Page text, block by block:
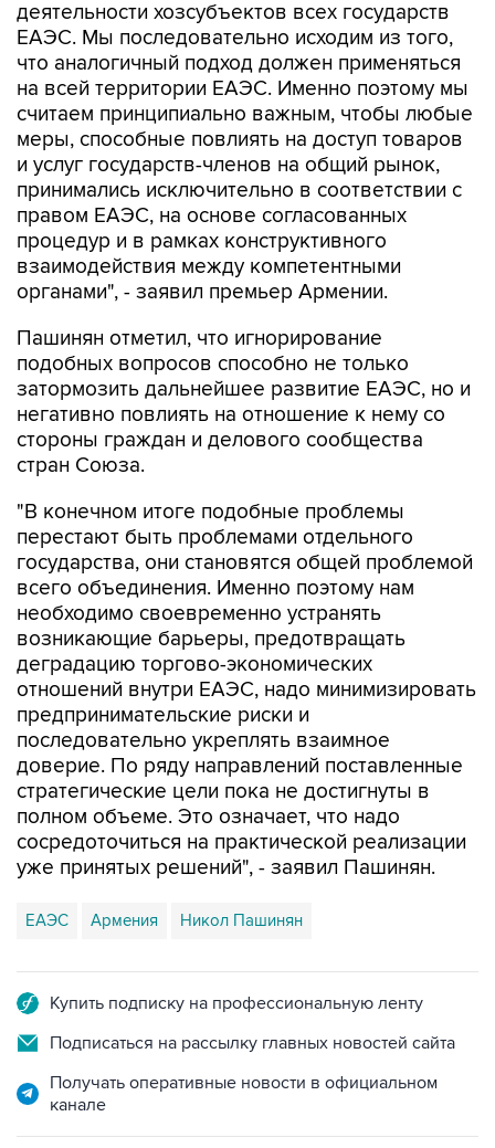
деятельности хозсубъектов всех государств
ЕАЭС. Мы последовательно исходим из того,
что аналогичный подход должен применяться
на всей территории ЕАЭС. Именно поэтому мы
считаем принципиально важным, чтобы любые
меры, способные повлиять на доступ товаров
и услуг государств-членов на общий рынок,
принимались исключительно в соответствии с
правом ЕАЭС, на основе согласованных
процедур и в рамках конструктивного
взаимодействия между компетентными
органами", - заявил премьер Армении.
Пашинян отметил, что игнорирование
подобных вопросов способно не только
затормозить дальнейшее развитие ЕАЭС, но и
негативно повлиять на отношение к нему со
стороны граждан и делового сообщества
стран Союза.
"В конечном итоге подобные проблемы
перестают быть проблемами отдельного
государства, они становятся общей проблемой
всего объединения. Именно поэтому нам
необходимо своевременно устранять
возникающие барьеры, предотвращать
деградацию торгово-экономических
отношений внутри ЕАЭС, надо минимизировать
предпринимательские риски и
последовательно укреплять взаимное
доверие. По ряду направлений поставленные
стратегические цели пока не достигнуты в
полном объеме. Это означает, что надо
сосредоточиться на практической реализации
уже принятых решений", - заявил Пашинян.
ЕАЭС Армения Никол Пашинян
Купить подписку на профессиональную ленту
Подписаться на рассылку главных новостей сайта
Получать оперативные новости в официальном
канале